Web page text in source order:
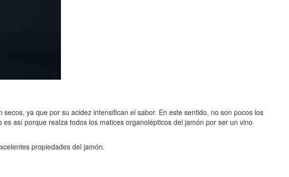
ya que por su acidez intensifican el sabor. En este sentido, no son pocos los
es así porque realza todos los matices organolépticos del jamón por ser un vino
propiedades del jamón.